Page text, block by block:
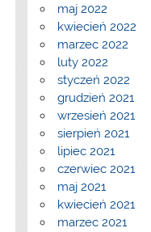
maj 2022
kwiecień 2022
marzec 2022
luty 2022
styczeń 2022
grudzień 2021
wrzesień 2021
sierpień 2021
lipiec 2021
czerwiec 2021
maj 2021
kwiecień 2021
marzec 2021